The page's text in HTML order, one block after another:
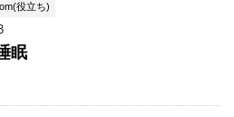
役立ち)
眠